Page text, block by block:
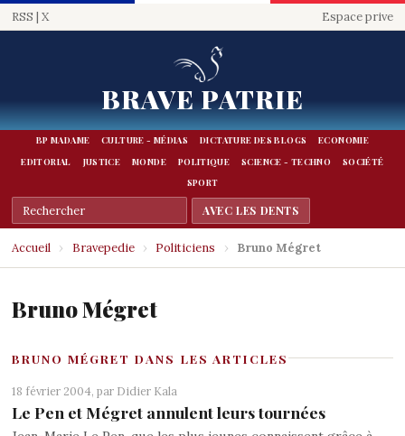
RSS | X Espace prive
BRAVE PATRIE
BP MADAME CULTURE - MÉDIAS DICTATURE DES BLOGS
ECONOMIE
EDITORIAL
JUSTICE MONDE POLITIQUE SCIENCE - TECHNO
SOCIÉTÉ
SPORT
Accueil › Bravepedie › Politiciens › Bruno Mégret
Bruno Mégret
BRUNO MÉGRET DANS LES ARTICLES
18 février 2004, par Didier Kala
Le Pen et Mégret annulent leurs tournées